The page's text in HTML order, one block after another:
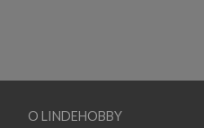
O LINDEHOBBY